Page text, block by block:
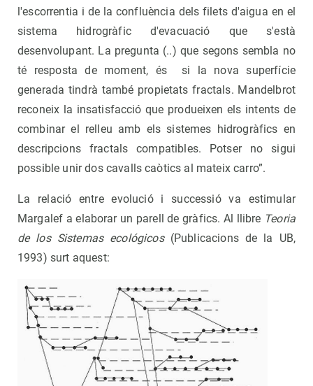
l'escorrentia i de la confluència dels filets d'aigua en el
sistema hidrogràfic d'evacuació que s'està
desenvolupant. La pregunta (..) que segons sembla no
té resposta de moment, és si la nova superfície
generada tindrà també propietats fractals. Mandelbrot
reconeix la insatisfacció que produeixen els intents de
combinar el relleu amb els sistemes hidrogràfics en
descripcions fractals compatibles. Potser no sigui
possible unir dos cavalls caòtics al mateix carro”.
La relació entre evolució i successió va estimular
Margalef a elaborar un parell de gràfics. Al llibre Teoria
de los Sistemas ecológicos(Publicacions de la UB,
1993) surt aquest: